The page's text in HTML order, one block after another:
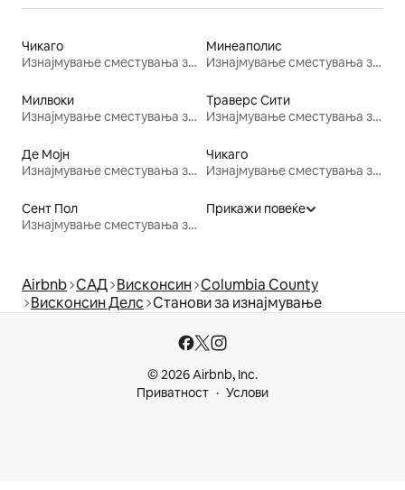
Чикаго
Изнајмување сместувања за одмор
Минеаполис
Изнајмување сместувања за одмор
Милвоки
Изнајмување сместувања за одмор
Траверс Сити
Изнајмување сместувања за одмор
Де Мојн
Изнајмување сместувања за одмор
Чикаго
Изнајмување сместувања за одмор
Сент Пол
Изнајмување сместувања за одмор
Прикажи повеќе
Airbnb САД Висконсин Columbia County
Висконсин Делс Станови за изнајмување
© 2026 Airbnb, Inc.
Приватност
Услови